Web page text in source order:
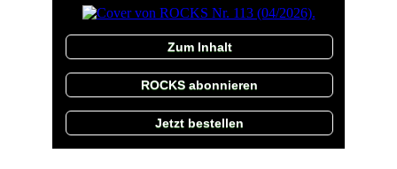
Zum Inhalt
ROCKS abonnieren
Jetzt bestellen